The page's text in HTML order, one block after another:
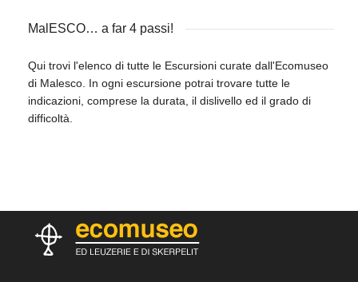
MalESCO… a far 4 passi!
Qui trovi l'elenco di tutte le Escursioni curate dall'Ecomuseo
di Malesco. In ogni escursione potrai trovare tutte le
indicazioni, comprese la durata, il dislivello ed il grado di
difficoltà.